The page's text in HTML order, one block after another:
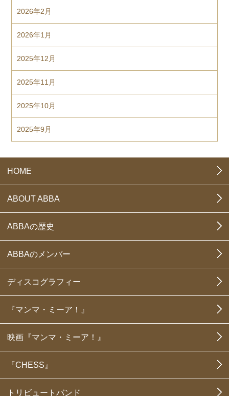
2026年2月
2026年1月
2025年12月
2025年11月
2025年10月
2025年9月
HOME
ABOUT ABBA
ABBAの歴史
ABBAのメンバー
ディスコグラフィー
『マンマ・ミーア！』
映画『マンマ・ミーア！』
『CHESS』
トリビュートバンド